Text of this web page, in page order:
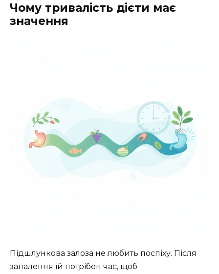
Чому тривалість дієти має
значення
Підшлункова залоза не любить поспіху. Після
запалення їй потрібен час, щоб